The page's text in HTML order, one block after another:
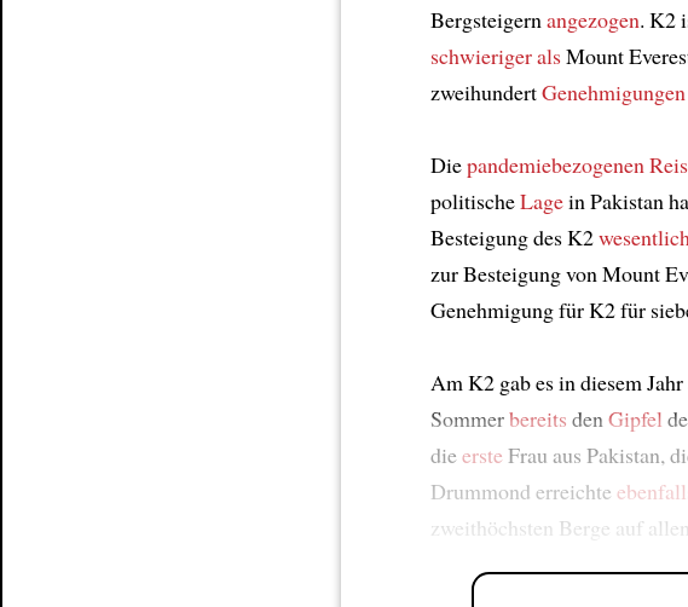
Bergsteigernangezogen. K2
schwieriger alsMount
zweihundert
Diepandemiebezogenen
politischeLagein Pakistan
Besteigung des K2
zur Besteigung von Mount
Genehmigung für K2 für
Am K2 gab es in diesem Jahr
Sommerbereits denGipfel
dieersteFrau aus Pakistan,
Drummond erreichte
zweithöchsten Berge auf